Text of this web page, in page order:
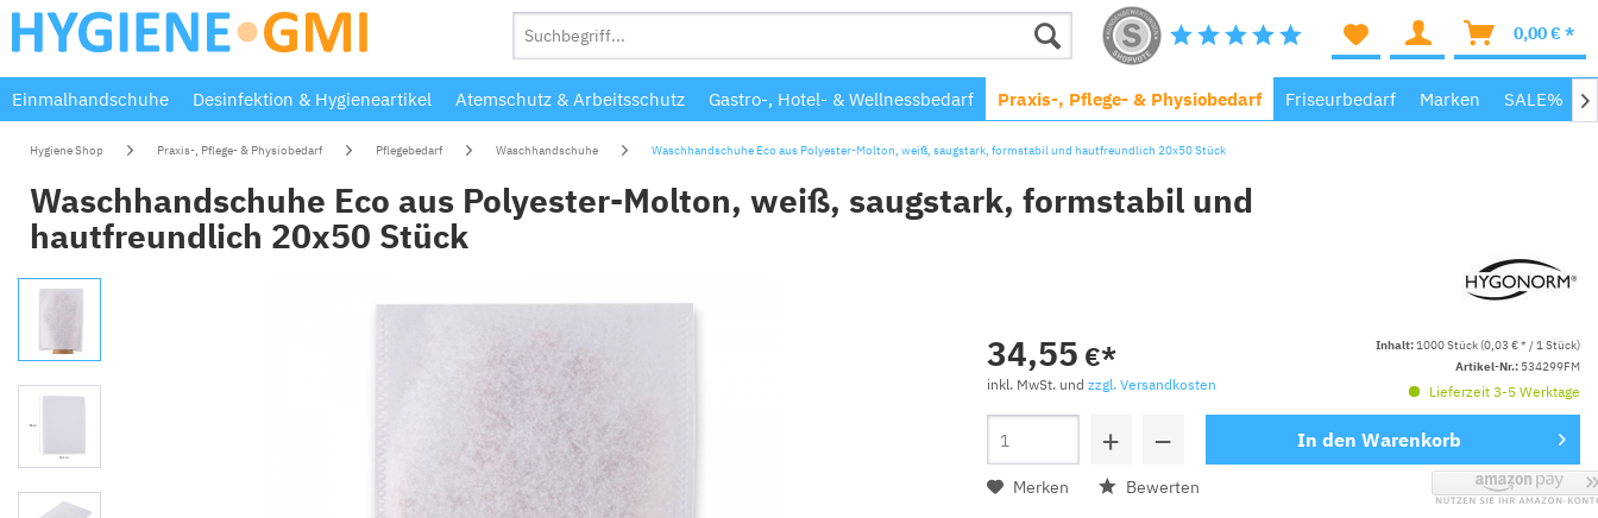
0,00 € *
Einmalhandschuhe Desinfektion & Hygieneartikel Atemschutz & Arbeitsschutz Gastro-, Hotel- & Wellnessbedarf Praxis-, Pflege- & Physiobedarf Friseurbedarf Marken SALE% 
Hygiene Shop Praxis-, Pflege- & Physiobedarf Pflegebedarf Waschhandschuhe Waschhandschuhe Eco aus Polyester-Molton, weiß, saugstark, formstabil und hautfreundlich 20x50 Stück
Waschhandschuhe Eco aus Polyester-Molton, weiß, saugstark, formstabil und
hautfreundlich 20x50 Stück
34,55 €*
inkl. MwSt. und zzgl. Versandkosten
Inhalt:1000 Stück (0,03 € * / 1 Stück)
Artikel-Nr.: 534299FM
Lieferzeit 3-5 Werktage
+ − In den Warenkorb
Merken Bewerten